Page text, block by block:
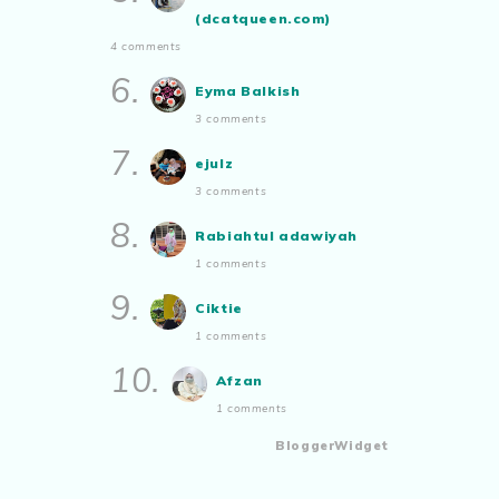
(dcatqueen.com)
4 comments
6. Eyma Balkish
3 comments
7. ejulz
3 comments
8. Rabiahtul adawiyah
1 comments
9. Ciktie
1 comments
10. Afzan
1 comments
BloggerWidget